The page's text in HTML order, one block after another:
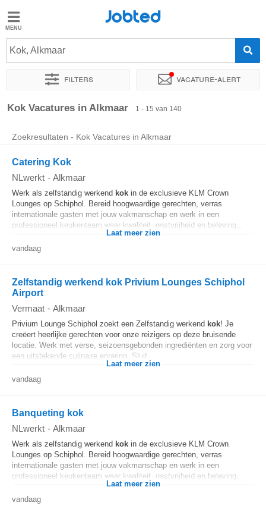
Jobted
Vacatures
Salarissen
Jobted
Kok, Alkmaar
Filters Vacature-alert
Sorteer op Exacte locatie Bedrijf
Kok Vacatures in Alkmaar 1 - 15 van 140
Zoekresultaten - Kok Vacatures in Alkmaar
Catering Kok
NLwerkt - Alkmaar
Werk als zelfstandig werkend kok in de exclusieve KLM Crown
Lounges op Schiphol. Bereid hoogwaardige gerechten, verras
internationale gasten met jouw vakmanschap en werk in een
professioneel keukenteam waar kwaliteit, gastvrijheid en beleving...
Laat meer zien
vandaag
Zelfstandig werkend kok Privium Lounges Schiphol
Airport
Vermaat - Alkmaar
Privium Lounge Schiphol zoekt een Zelfstandig werkend kok! Je
creëert heerlijke gerechten voor onze reizigers op deze bruisende
locatie. Werk met verse, seizoensgebonden ingrediënten en zorg voor
een uitstekende culinaire ervaring. Sluit...
Laat meer zien
vandaag
Banqueting kok
NLwerkt - Alkmaar
Werk als zelfstandig werkend kok in de exclusieve KLM Crown
Lounges op Schiphol. Bereid hoogwaardige gerechten, verras
internationale gasten met jouw vakmanschap en werk in een
professioneel keukenteam waar kwaliteit, gastvrijheid en beleving...
Laat meer zien
vandaag